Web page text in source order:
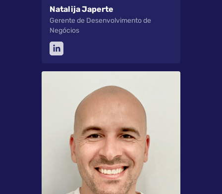
Natalija Japerte
Gerente de Desenvolvimento de
Negócios